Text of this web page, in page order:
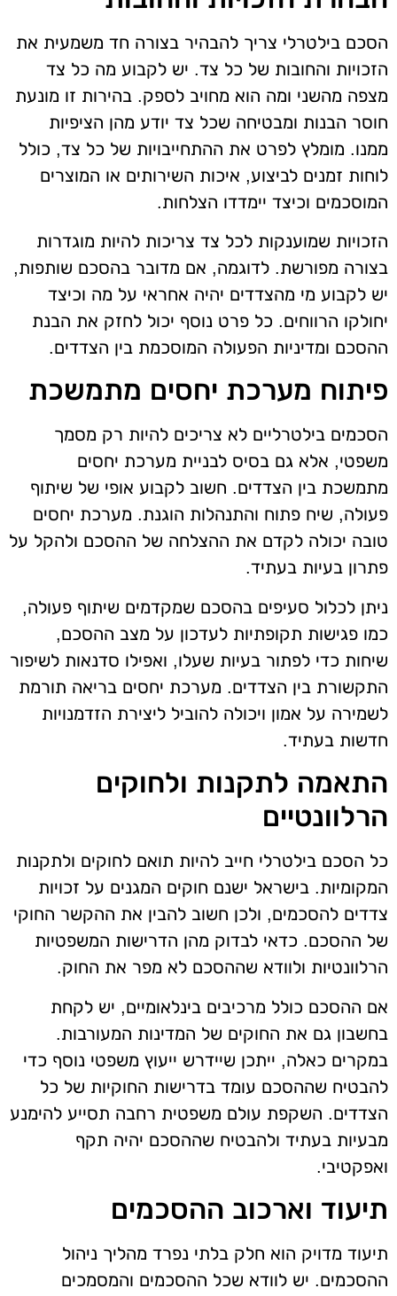
הסכם בילטרלי צריך להבהיר בצורה חד משמעית את
הזכויות והחובות של כל צד. יש לקבוע מה כל צד
מצפה מהשני ומה הוא מחויב לספק. בהירות זו מונעת
חוסר הבנות ומבטיחה שכל צד יודע מהן הציפיות
ממנו. מומלץ לפרט את ההתחייבויות של כל צד, כולל
לוחות זמנים לביצוע, איכות השירותים או המוצרים
המוסכמים וכיצד יימדדו הצלחות.
הזכויות שמוענקות לכל צד צריכות להיות מוגדרות
בצורה מפורשת. לדוגמה, אם מדובר בהסכם שותפות,
יש לקבוע מי מהצדדים יהיה אחראי על מה וכיצד
יחולקו הרווחים. כל פרט נוסף יכול לחזק את הבנת
ההסכם ומדיניות הפעולה המוסכמת בין הצדדים.
פיתוח מערכת יחסים מתמשכת
הסכמים בילטרליים לא צריכים להיות רק מסמך
משפטי, אלא גם בסיס לבניית מערכת יחסים
מתמשכת בין הצדדים. חשוב לקבוע אופי של שיתוף
פעולה, שיח פתוח והתנהלות הוגנת. מערכת יחסים
טובה יכולה לקדם את ההצלחה של ההסכם ולהקל על
פתרון בעיות בעתיד.
ניתן לכלול סעיפים בהסכם שמקדמים שיתוף פעולה,
כמו פגישות תקופתיות לעדכון על מצב ההסכם,
שיחות כדי לפתור בעיות שעלו, ואפילו סדנאות לשיפור
התקשורת בין הצדדים. מערכת יחסים בריאה תורמת
לשמירה על אמון ויכולה להוביל ליצירת הזדמנויות
חדשות בעתיד.
התאמה לתקנות ולחוקים
הרלוונטיים
כל הסכם בילטרלי חייב להיות תואם לחוקים ולתקנות
המקומיות. בישראל ישנם חוקים המגנים על זכויות
צדדים להסכמים, ולכן חשוב להבין את ההקשר החוקי
של ההסכם. כדאי לבדוק מהן הדרישות המשפטיות
הרלוונטיות ולוודא שההסכם לא מפר את החוק.
אם ההסכם כולל מרכיבים בינלאומיים, יש לקחת
בחשבון גם את החוקים של המדינות המעורבות.
במקרים כאלה, ייתכן שיידרש ייעוץ משפטי נוסף כדי
להבטיח שההסכם עומד בדרישות החוקיות של כל
הצדדים. השקפת עולם משפטית רחבה תסייע להימנע
מבעיות בעתיד ולהבטיח שההסכם יהיה תקף
ואפקטיבי.
תיעוד וארכוב ההסכמים
תיעוד מדויק הוא חלק בלתי נפרד מהליך ניהול
ההסכמים. יש לוודא שכל ההסכמים והמסמכים